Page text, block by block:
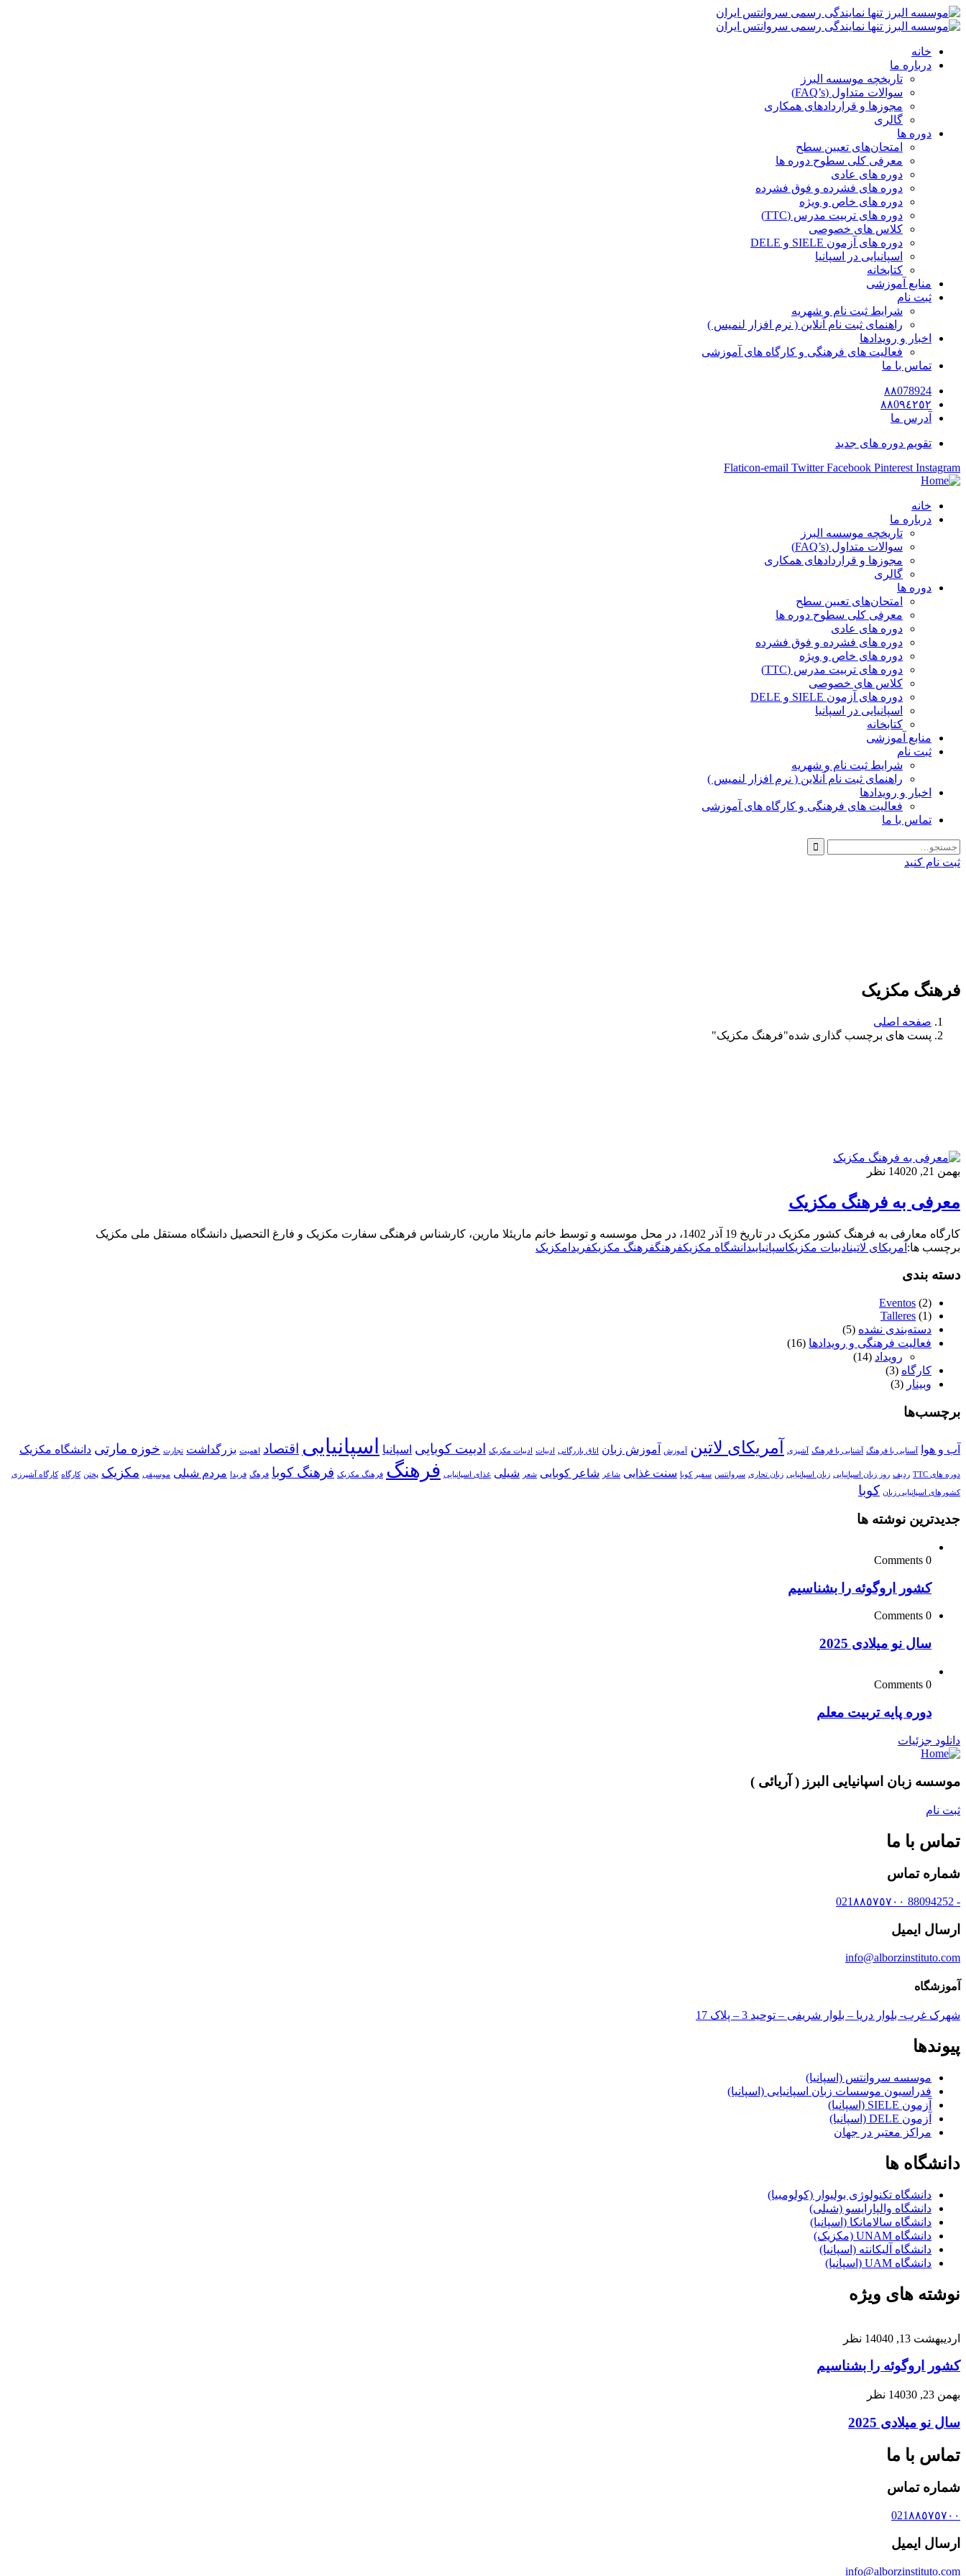
خانه
درباره ما
تاریخچه موسسه البرز
سوالات متداول (FAQ’s)
مجوزها و قراردادهای همکاری
گالری
دوره ها
امتحان‌های تعیین سطح
معرفی کلی سطوح دوره ها
دوره های عادی
دوره های فشرده و فوق فشرده
دوره های خاص و ویژه
دوره های تربیت مدرس (TTC)
کلاس های خصوصی
دوره های آزمون SIELE و DELE
اسپانیایی در اسپانیا
کتابخانه
منابع آموزشی
ثبت نام
شرایط ثبت نام و شهریه
راهنمای ثبت نام آنلاین ( نرم افزار لنمیس )
اخبار و رویدادها
فعالیت های فرهنگی و کارگاه های آموزشی
تماس با ما
٨٨078924
٨٨0٩٤٢٥٢
آدرس ما
تقویم دوره های جدید
Flaticon-email Twitter Facebook Pinterest Instagram
خانه
درباره ما
تاریخچه موسسه البرز
سوالات متداول (FAQ’s)
مجوزها و قراردادهای همکاری
گالری
دوره ها
امتحان‌های تعیین سطح
معرفی کلی سطوح دوره ها
دوره های عادی
دوره های فشرده و فوق فشرده
دوره های خاص و ویژه
دوره های تربیت مدرس (TTC)
کلاس های خصوصی
دوره های آزمون SIELE و DELE
اسپانیایی در اسپانیا
کتابخانه
منابع آموزشی
ثبت نام
شرایط ثبت نام و شهریه
راهنمای ثبت نام آنلاین ( نرم افزار لنمیس )
اخبار و رویدادها
فعالیت های فرهنگی و کارگاه های آموزشی
تماس با ما
ثبت نام کنید
فرهنگ مکزیک
صفحه اصلی
پست های برچسب گذاری شده"فرهنگ مکزیک"
بهمن 21, 1402 0 نظر
معرفی به فرهنگ مکزیک
کارگاه معارفی به فرهنگ کشور مکزیک در تاریخ 19 آذر 1402، در محل موسسه و توسط خانم ماریئلا مارین، کارشناس فرهنگی سفارت مکزیک و فارغ التحصیل دانشگاه مستقل ملی مکزیک
برچسب ها: آمریکای لاتینادبیات مکزیکاسپانیاییدانشگاه مکزیکفرهنگفرهنگ مکزیکفریدا مکزیک
دسته بندی
Eventos (2)
Talleres (1)
دسته‌بندی نشده (5)
فعالیت فرهنگی و رویدادها (16)
رویداد (14)
کارگاه (3)
وبینار (3)
برچسب‌ها
آب و هوا آسنایی با فرهنگ آشنایی با فرهنگ آشپزی آمریکای لاتین آموزش آموزش زبان اتاق بازرگانی ادبیات ادبیات مکزیک ادبیت کوبایی اسپانیا اسپانیایی اقتصاد اهمیت بزرگداشت تجارت خوزه مارتی دانشگاه مکزیک
دوره های TTC ردیف روز زبان اسپانیایی زبان اسپانیایی زبان تحاری سروانتس سفیر کوبا سنت غذایی شاعر شاعر کوبایی شعر شیلی غذای اسپانیایی فرهنگ فرهنگ مکزیک فرهنگ کوبا فرهگ فریدا مردم شیلی موسیقی مکزیک پختن کارگاه کارگاه آشپرزی
کشورهای اسپانیایی زبان کوبا
جدیدترین نوشته ها
0 Comments
کشور اروگوئه را بشناسیم
0 Comments
سال نو میلادی 2025
0 Comments
دوره پایه تربیت معلم
دانلود جزئیات
موسسه زبان اسپانیایی البرز ( آریائی )
ثبت نام
تماس با ما
شماره تماس
- 88094252 021٨٨٥٧٥٧٠٠
ارسال ایمیل
info@alborzinstituto.com
آموزشگاه
شهرک غرب- بلوار دریا – بلوار شریفی – توحید 3 – پلاک 17
پیوندها
موسسه سروانتس (اسپانیا)
فدراسیون موسسات زبان اسپانیایی (اسپانیا)
آزمون SIELE (اسپانیا)
آزمون DELE (اسپانیا)
مراکز معتبر در جهان
دانشگاه ها
دانشگاه تکنولوژی بولیوار (کولومبیا)
دانشگاه والپارایسو (شیلی)
دانشگاه سالامانکا (اسپانیا)
دانشگاه UNAM (مکزیک)
دانشگاه آلیکانته (اسپانیا)
دانشگاه UAM (اسپانیا)
نوشته های ویژه
اردیبهشت 13, 1404 0 نظر
کشور اروگوئه را بشناسیم
بهمن 23, 1403 0 نظر
سال نو میلادی 2025
تماس با ما
شماره تماس
021٨٨٥٧٥٧٠٠
ارسال ایمیل
info@alborzinstituto.com